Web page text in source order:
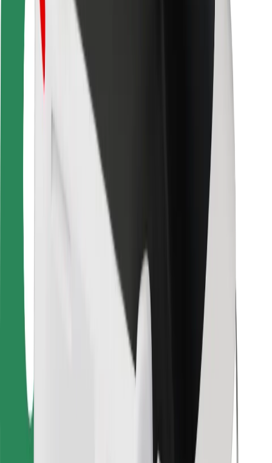
კურიერებისთვის
Bolt Food
ავტოპარკის მფლობელებისთვის
რესტორნებისთვის
Bolt for Business
მომწოდებლები
წესები და პირობები
უსაფრთხოება
მიიღე მომსახურება რამდენიმე წუთში!
გადმოწერე Bolt
იპოვე შენი საყვარელი კერძები!
გადმოწერე Bolt Food